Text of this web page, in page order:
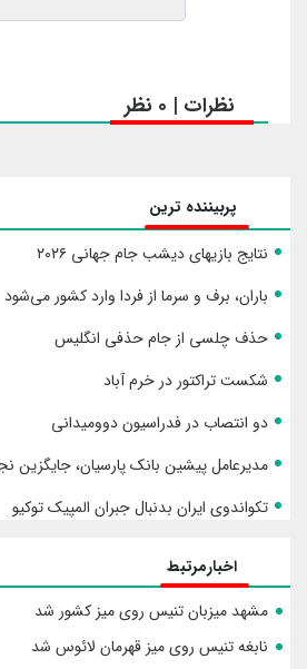
نظرات | 0 نظر
پربیننده ترین
نتایج بازیهای دیشب جام جهانی ۲۰۲۶
باران، برف و سرما از فردا وارد کشور می‌شود
حذف چلسی از جام حذفی انگلیس
شکست تراکتور در خرم آباد
دو انتصاب در فدراسیون دوومیدانی
مدیرعامل پیشین بانک پارسیان، جایگزین
تکواندوی ایران بدنبال جبران المپیک توکیو
اخبارمرتبط
مشهد میزبان تنیس روی میز کشور شد
نابغه تنیس روی میز قهرمان لائوس شد